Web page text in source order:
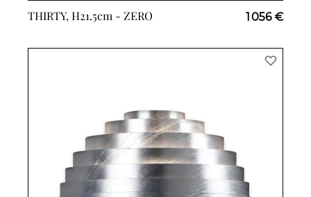
THIRTY, H21.5cm - ZERO 1 056 €